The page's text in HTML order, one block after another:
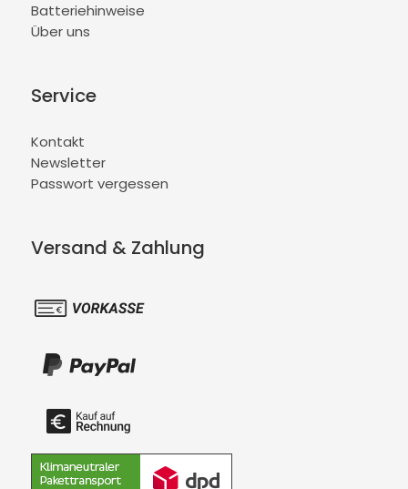
Batteriehinweise
Über uns
Service
Kontakt
Newsletter
Passwort vergessen
Versand & Zahlung